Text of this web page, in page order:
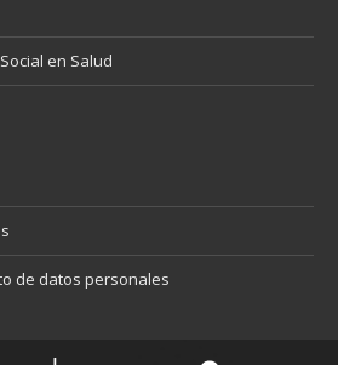
en Salud
de datos personales